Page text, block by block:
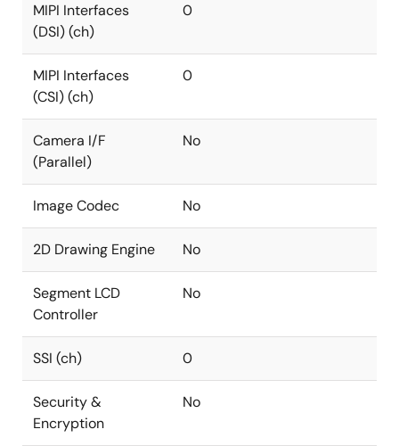
MIPI Interfaces
(DSI) (ch)
0
MIPI Interfaces
(CSI) (ch)
0
Camera I/F
(Parallel)
No
Image Codec No
2D Drawing Engine No
Segment LCD
Controller
No
SSI (ch) 0
Security &
Encryption
No